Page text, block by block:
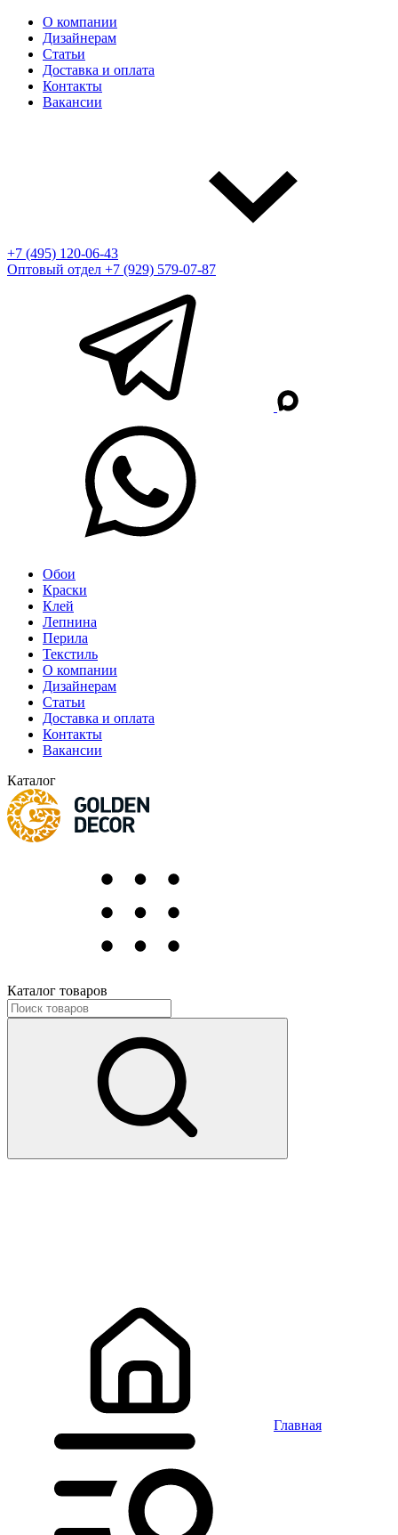
О компании
Дизайнерам
Статьи
Доставка и оплата
Контакты
Вакансии
+7 (495) 120-06-43
Оптовый отдел +7 (929) 579-07-87
Обои
Краски
Клей
Лепнина
Перила
Текстиль
О компании
Дизайнерам
Статьи
Доставка и оплата
Контакты
Вакансии
Каталог
Каталог товаров
Главная